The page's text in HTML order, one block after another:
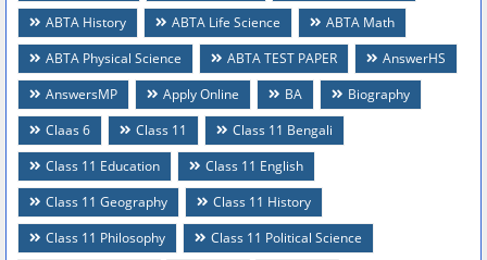
ABTA History
ABTA Life Science
ABTA Math
ABTA Physical Science
ABTA TEST PAPER
AnswerHS
AnswersMP
Apply Online BA
Biography
Claas 6
Class 11
Class 11 Bengali
Class 11 Education
Class 11 English
Class 11 Geography
Class 11 History
Class 11 Philosophy
Class 11 Political Science